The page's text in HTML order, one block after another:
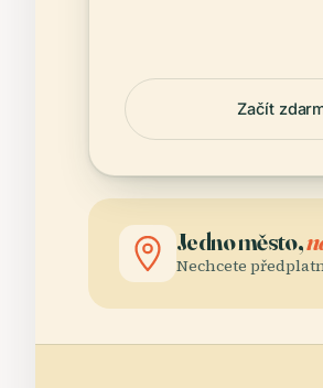
Začít
Jedno město,
Nechcete